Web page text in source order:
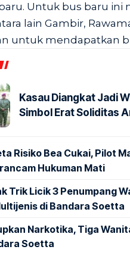
Untuk bus baru ini
lain Gambir,
untuk mendapatkan
Kasau Diangkat Jadi
Simbol Erat Soliditas
Risiko Bea Cukai, Pilot
Hukuman Mati
Trik Licik 3 Penumpang
di Bandara Soetta
Narkotika, Tiga
Soetta